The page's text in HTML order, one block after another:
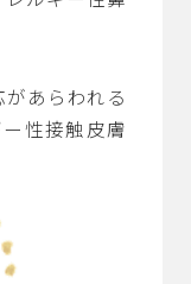
あらわれる
性接触皮膚